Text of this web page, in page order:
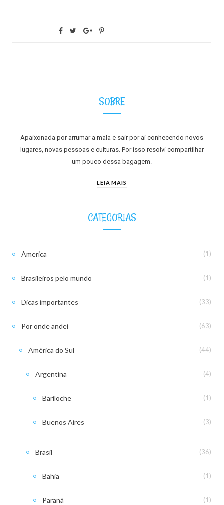
SOBRE
Apaixonada por arrumar a mala e sair por aí conhecendo novos
lugares, novas pessoas e culturas. Por isso resolvi compartilhar
um pouco dessa bagagem.
LEIA MAIS
CATEGORIAS
America (1)
Brasileiros pelo mundo (1)
Dicas importantes (33)
Por onde andei (63)
América do Sul (44)
Argentina (4)
Bariloche (1)
Buenos Aires (3)
Brasil (36)
Bahia (1)
Paraná (1)